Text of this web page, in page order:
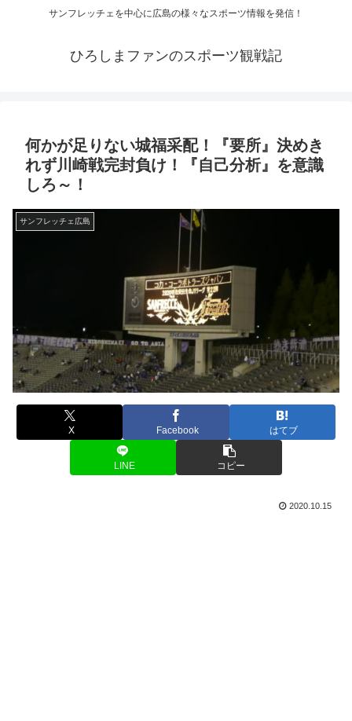
サンフレッチェを中心に広島の様々なスポーツ情報を発信！
ひろしまファンのスポーツ観戦記
何かが足りない城福采配！『要所』決めき
れず川崎戦完封負け！『自己分析』を意識
しろ～！
サンフレッチェ広島
X Facebook はてブ
LINE コピー
2020.10.15